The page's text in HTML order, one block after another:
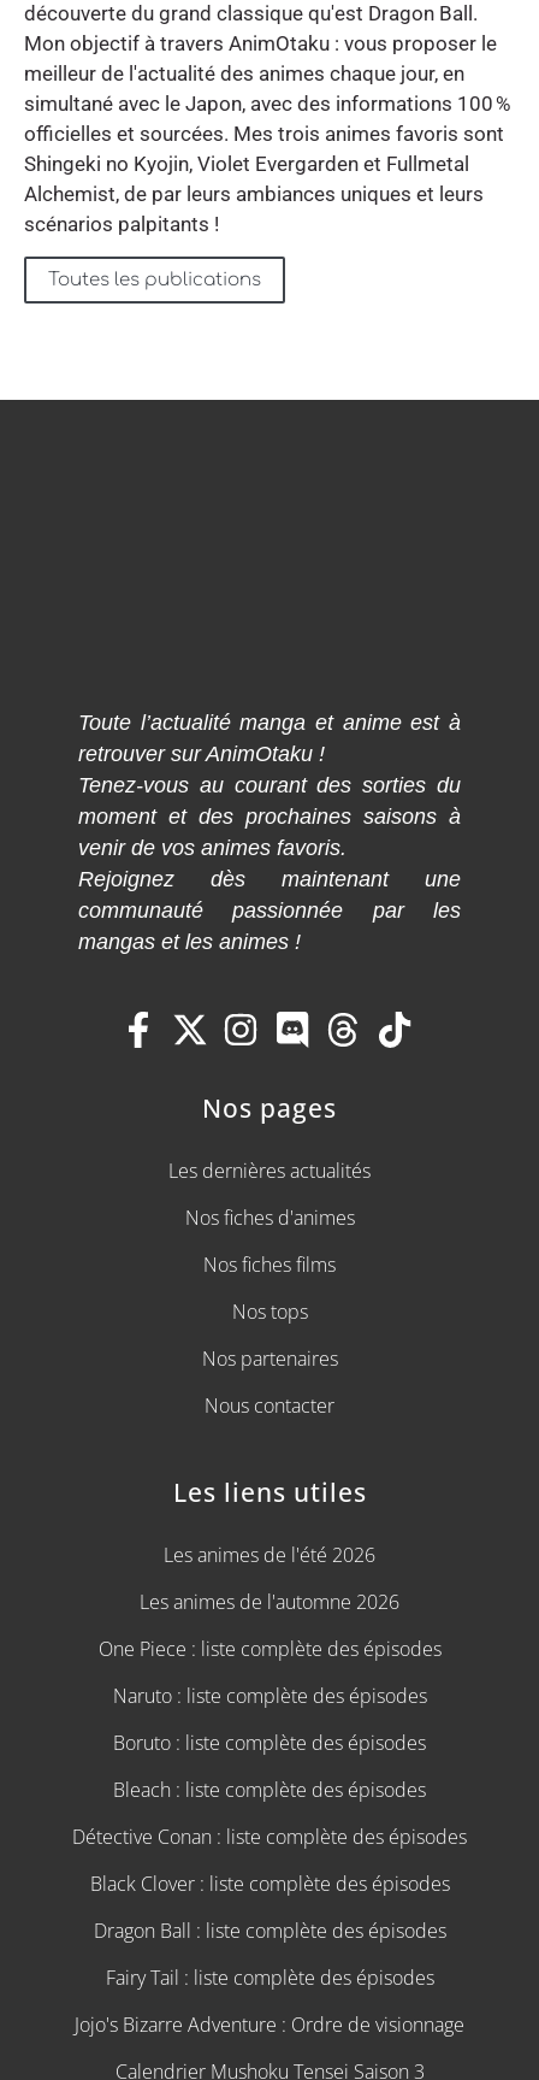
découverte du grand classique qu'est Dragon Ball.
Mon objectif à travers AnimOtaku : vous proposer le
meilleur de l'actualité des animes chaque jour, en
simultané avec le Japon, avec des informations 100 %
officielles et sourcées. Mes trois animes favoris sont
Shingeki no Kyojin, Violet Evergarden et Fullmetal
Alchemist, de par leurs ambiances uniques et leurs
scénarios palpitants !
Toutes les publications
Toute l’actualité manga et anime est à
retrouver sur AnimOtaku !
Tenez-vous au courant des sorties du
moment et des prochaines saisons à
venir de vos animes favoris.
Rejoignez dès maintenant une
communauté passionnée par les
mangas et les animes !
Nos pages
Les dernières actualités
Nos fiches d'animes
Nos fiches films
Nos tops
Nos partenaires
Nous contacter
Les liens utiles
Les animes de l'été 2026
Les animes de l'automne 2026
One Piece : liste complète des épisodes
Naruto : liste complète des épisodes
Boruto : liste complète des épisodes
Bleach : liste complète des épisodes
Détective Conan : liste complète des épisodes
Black Clover : liste complète des épisodes
Dragon Ball : liste complète des épisodes
Fairy Tail : liste complète des épisodes
Jojo's Bizarre Adventure : Ordre de visionnage
Calendrier Mushoku Tensei Saison 3